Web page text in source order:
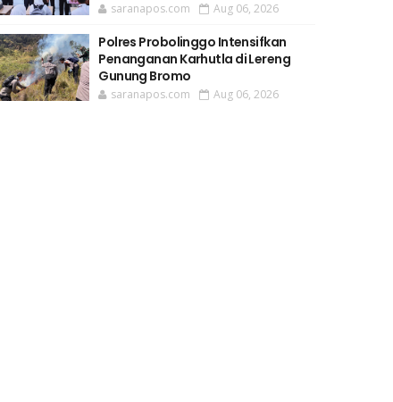
saranapos.com Aug 06, 2026
Polres Probolinggo Intensifkan
Penanganan Karhutla di Lereng
Gunung Bromo
saranapos.com Aug 06, 2026